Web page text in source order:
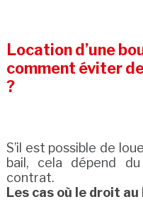
Location d’une
comment éviter
?
S’il est possible de
bail, cela dépend
contrat.
Les cas où le droit au